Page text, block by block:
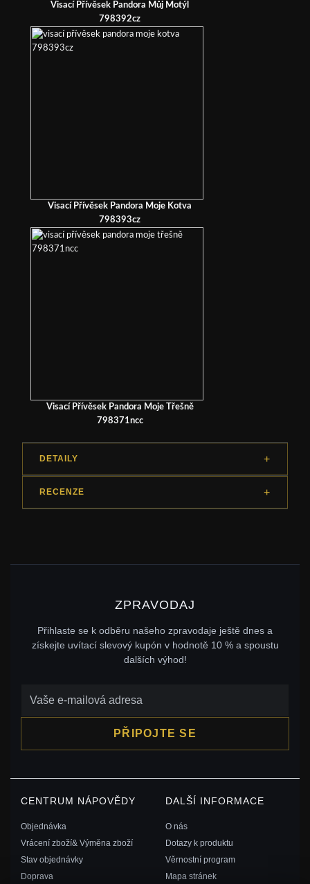
Visací Přívěsek Pandora Můj Motýl
798392cz
Visací Přívěsek Pandora Moje Kotva
798393cz
Visací Přívěsek Pandora Moje Třešně
798371ncc
DETAILY
RECENZE
ZPRAVODAJ
Přihlaste se k odběru našeho zpravodaje ještě dnes a
získejte uvítací slevový kupón v hodnotě 10 % a spoustu
dalších výhod!
PŘIPOJTE SE
CENTRUM NÁPOVĚDY
Objednávka
Vrácení zboží& Výměna zboží
Stav objednávky
Doprava
DALŠÍ INFORMACE
O nás
Dotazy k produktu
Věrnostní program
Mapa stránek